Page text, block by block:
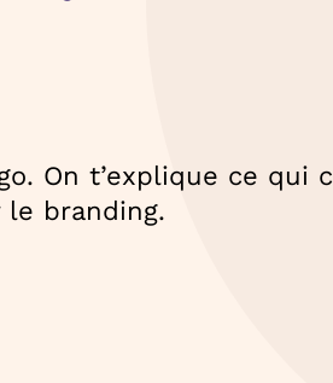
On t’explique ce qui
branding.